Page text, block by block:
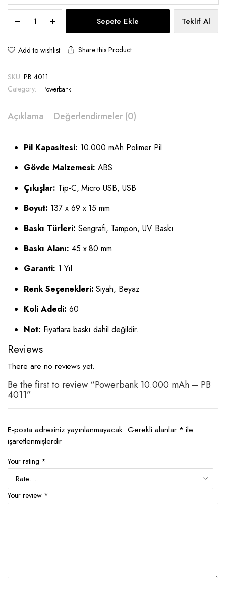
10.000
mAh
-
4011
quantity
Sepete Ekle Teklif Al
Add to wishlist Share this Product
SKU: PB 4011
Category:
Powerbank
Açıklama Değerlendirmeler (0)
Pil Kapasitesi: 10.000 mAh Polimer Pil
Gövde Malzemesi: ABS
Çıkışlar: Tip-C, Micro USB, USB
Boyut: 137 x 69 x 15 mm
Baskı Türleri: Serigrafi, Tampon, UV Baskı
Baskı Alanı: 45 x 80 mm
Garanti: 1 Yıl
Renk Seçenekleri: Siyah, Beyaz
Koli Adedi: 60
Not: Fiyatlara baskı dahil değildir.
Reviews
There are no reviews yet.
Be the first to review “Powerbank 10.000 mAh – PB
4011”
E-posta adresiniz yayınlanmayacak. Gerekli alanlar * ile
işaretlenmişlerdir
Your rating *
Your review *